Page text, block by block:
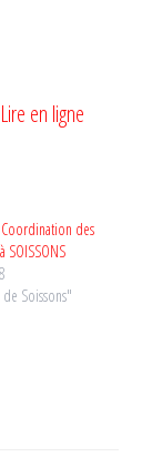
Lire en ligne
des
SOISSONS
Soissons"